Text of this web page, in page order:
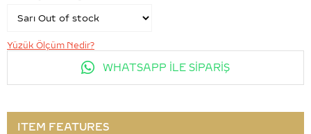
Yüzük Ölçüm Nedir?
WHATSAPP İLE SİPARİŞ
ITEM FEATURES